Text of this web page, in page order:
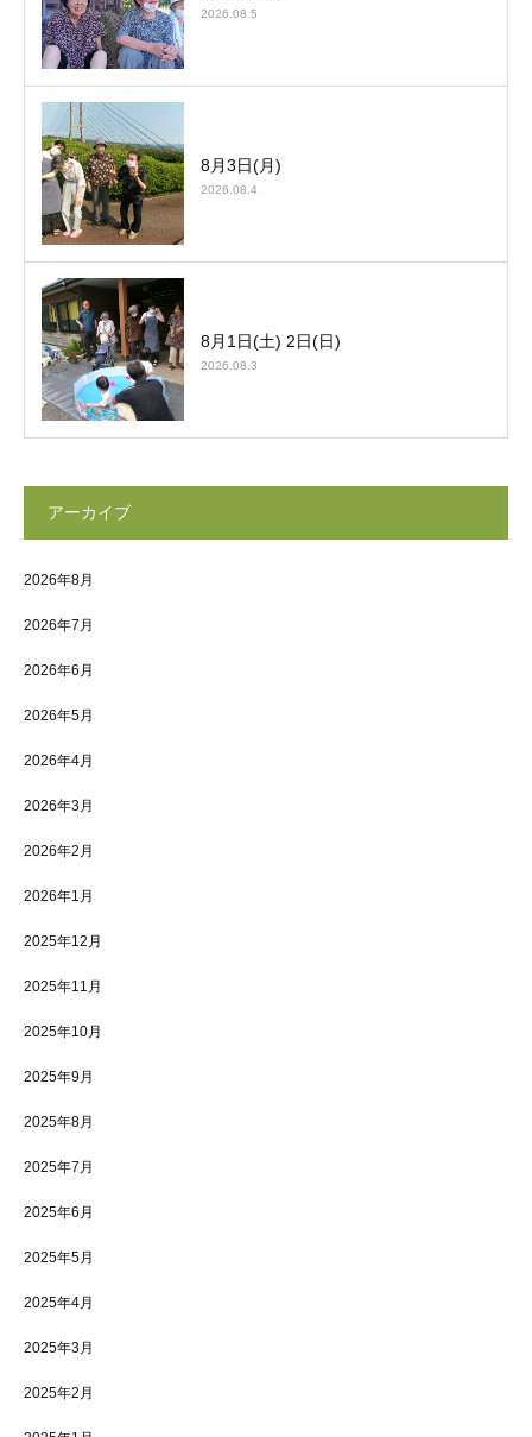
2026.08.5
8月3日(月)
2026.08.4
8月1日(土) 2日(日)
2026.08.3
アーカイブ
2026年8月
2026年7月
2026年6月
2026年5月
2026年4月
2026年3月
2026年2月
2026年1月
2025年12月
2025年11月
2025年10月
2025年9月
2025年8月
2025年7月
2025年6月
2025年5月
2025年4月
2025年3月
2025年2月